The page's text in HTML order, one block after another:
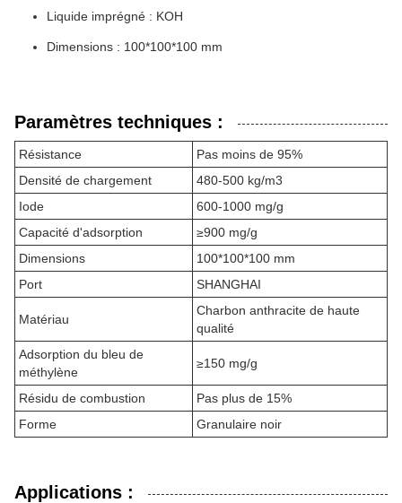
Liquide imprégné : KOH
Dimensions : 100*100*100 mm
Paramètres techniques :
Résistance
Pas moins de 95%
Densité de chargement
480-500 kg/m3
Iode
600-1000 mg/g
Capacité d'adsorption
≥900 mg/g
Dimensions
100*100*100 mm
Port
SHANGHAI
Matériau
Charbon anthracite de haute
qualité
Adsorption du bleu de
méthylène
≥150 mg/g
Résidu de combustion
Pas plus de 15%
Forme
Granulaire noir
Applications :